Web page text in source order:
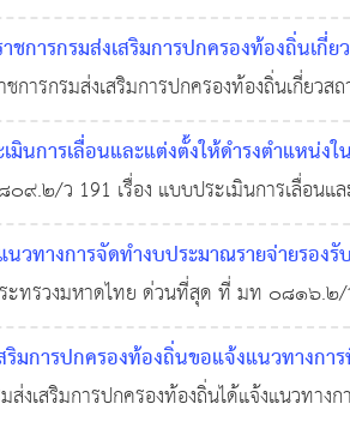
๕๖๓ ด้านที่ ๑ การบริหารจัดการ ด้านที่
รงานการเงินและการคลัง ด้านที่ ๔ การบริ
ชการกรมส่งเสริมการปกครองท้องถิ่นเกี่
9,827
การกรมส่งเสริมการปกครองท้องถิ่นเกี่ยวส
มินการเลื่อนและแต่งตั้งให้ดำรงตำแหน่
นสำหรับตำแหน่งประเภททั่วไป และประ
๙.๒/ว 191 เรื่อง แบบประเมินการเลื่อนแ
รและพนักงานส่วนท้องถิ่นสำหรับตำแหน่งป
บพนักงานเทศบาล ระบบแท่ง หลักเกณฑ์กา
วทางการจัดทำงบประมาณรายจ่ายรอง
วนท้องถิ่น
22 พ.ย. 2561 0
ะทรวงมหาดไทย ด่วนที่สุด ที่ มท ๐๘๑๖.๒
างการจัดทำงบประมาณรายจ่ายรองรับเงิ
น ประจำปีงบประมาณ พ.ศ. ๒๕๖๒ แนวทา
ริมการปกครองท้องถิ่นขอแจ้งแนวทางก
ะราชทานเครื่องราชอิสริยาภรณ์ ประจํา
ส่งเสริมการปกครองท้องถิ่นได้แจ้งแนวทา